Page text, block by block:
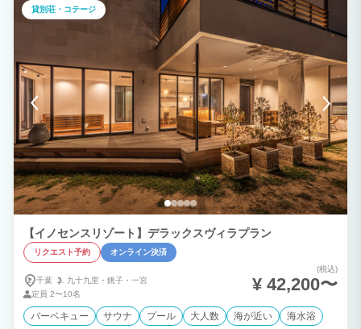
の魅力】 ① 1日1組限定の完全貸切リゾート 他のお客様を気にすることなく、広大な
施設を丸ごと貸切。 大切なご家族や仲間だけで、非日常の贅沢な時間をお楽しみいた
だけます。 ② リゾート気分を満喫できる充実の設備 ・約15mプライベートプール（4
月～10月頃） ・露天風呂 ・サウナ ・屋根付きBBQガーデン ・ガゼボ ・大型トランポ
リン ・広々とした芝生のお庭 ・5つの鍵付き寝室 小さなお子様から大人まで、一日中
思い思いの時間をお過ごしいただけます。 ③ 全員分の朝食付き＆自由に選べるお食事
スタイル ご宿泊料金には、ご宿泊者全員分（幼児から大人まで）のサービスの朝食が
含まれています。 焼き立てパン、自家製ドレッシングのサラダ、卵、ハム、チーズ、
ヨーグルト、コーヒー・紅茶をご用意。セルフクッキングスタイルで、ご家族やご友人
と楽しい朝の時間をお過ごしいただけます。 また、お食事はお客様のスタイルに合わ
せて自由にお選びいただけます。 ・いすみ産の新鮮な食材を使用した「地産地消BBQ
フルコース」 ・地元の旬を味わう和食メニュー ・お好きな食材を持ち込んで楽しむオ
リジナルBBQ ・キッチンを利用した自炊スタイル さらに、大型BBQグリル、調理器
具、BBQ用品一式は無料でご利用いただけます。 屋根付きBBQガーデンなので、天候
を気にせず、大人数でも快適にBBQやお食事をお楽しみいただけます。 ※お食事付き
プランをご希望のお客様は、ご予約時または事前にリクエストください。 地元いすみ
産の新鮮な食材を使用したBBQフルコースや和食メニューなど、ご予算やご希望に合
わせたお食事をご提案いたします。メニュー内容や料金については、お気軽にお問い合
人数でもプライベート空間を確保。 三世代旅行や親族旅行、サークル旅行などでも、
ゆったりと快適にお過ごしいただけます。 ⑤ 記念日・サプライズにも対応 お誕生日
や結婚記念日など、大切な日を彩るケーキやサプライズ演出もご相談ください。 幹事
様と事前にお打ち合わせを行い、思い出に残る特別な時間をお手伝いいたします。 ⑥
電車でも安心！無料送迎サービス 東京駅から特急で約60分、上総一ノ宮駅まで無料送
迎を行っております。（事前予約・6名様まで） ご希望のお客様には、チェックイン前
にスーパーへのお買い物にもお立ち寄りいたしますので、食材や飲み物の買い出しも安
心です。 お車がなくても快適にご滞在いただけるため、電車でのグループ旅行やご家
貸別荘・コテージ
【イノセンスリゾート】デラックスヴィラプラン
リクエスト予約 オンライン決済
千葉 九十九里・ 銚子・ 一宮
定員 2〜10名
(税込)
¥ 42,200〜
バーベキュー サウナ プール 大人数 海が近い 海水浴